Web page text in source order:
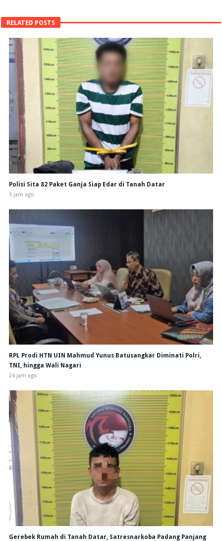
RELATED POSTS
Polisi Sita 82 Paket Ganja Siap Edar di Tanah Datar
5 jam ago
RPL Prodi HTN UIN Mahmud Yunus Batusangkar Diminati Polri,
TNI, hingga Wali Nagari
24 jam ago
Gerebek Rumah di Tanah Datar, Satresnarkoba Padang Panjang